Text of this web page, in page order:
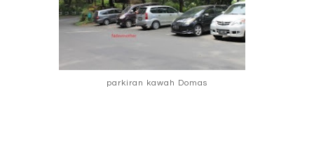
parkiran kawah Domas